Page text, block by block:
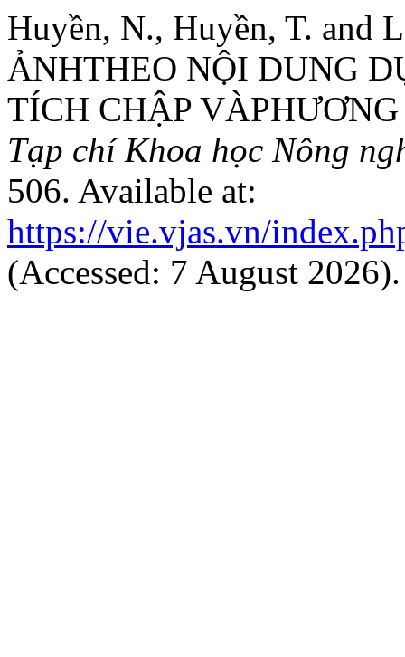
Huyền, N., Huyền, T. and
ẢNHTHEO NỘI DUNG
TÍCH CHẬP
Tạp chí Khoa học Nông
506. Available at:
https://vie.vjas.vn/
(Accessed: 7 August 2026).